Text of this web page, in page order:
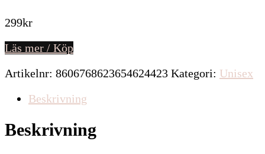
299kr
Läs mer / Köp
Artikelnr: 8606768623654624423 Kategori: Unisex
Beskrivning
Beskrivning